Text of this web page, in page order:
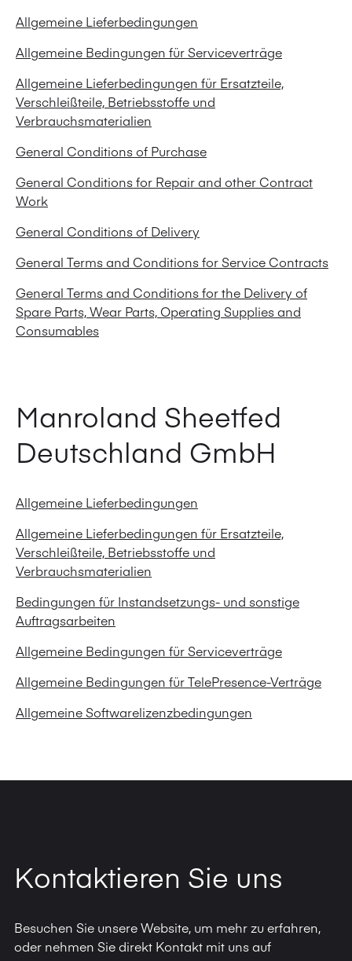
Allgemeine Lieferbedingungen
Allgemeine Bedingungen für Serviceverträge
Allgemeine Lieferbedingungen für Ersatzteile,
Verschleißteile, Betriebsstoffe und
Verbrauchsmaterialien
General Conditions of Purchase
General Conditions for Repair and other Contract
Work
General Conditions of Delivery
General Terms and Conditions for Service Contracts
General Terms and Conditions for the Delivery of
Spare Parts, Wear Parts, Operating Supplies and
Consumables
Manroland Sheetfed
Deutschland GmbH
Allgemeine Lieferbedingungen
Allgemeine Lieferbedingungen für Ersatzteile,
Verschleißteile, Betriebsstoffe und
Verbrauchsmaterialien
Bedingungen für Instandsetzungs- und sonstige
Auftragsarbeiten
Allgemeine Bedingungen für Serviceverträge
Allgemeine Bedingungen für TelePresence-Verträge
Allgemeine Softwarelizenzbedingungen
Kontaktieren Sie uns
Besuchen Sie unsere Website, um mehr zu erfahren,
oder nehmen Sie direkt Kontakt mit uns auf